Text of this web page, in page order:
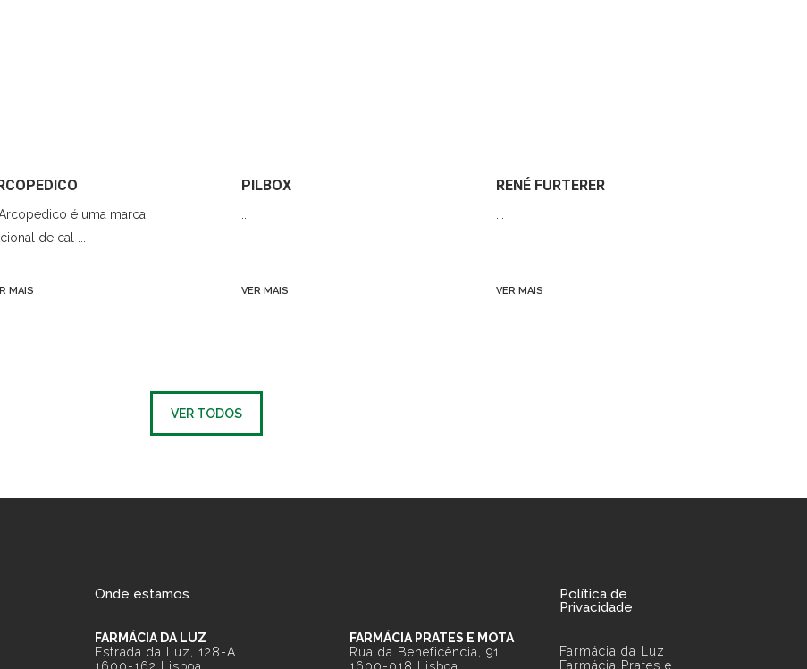
é uma marca
de cal ...
MAIS
PILBOX
VER MAIS
RENÉ FURTERER
VER MAIS
VER TODOS
Onde estamos
FARMÁCIA DA LUZ
Estrada da Luz, 128-A
FARMÁCIA PRATES E MOTA
Rua da Beneficência, 91
Política de
Privacidade
Farmácia da Luz
Farmácia Prates e